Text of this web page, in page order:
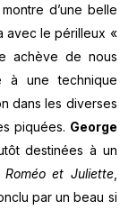
d’une belle
avec le périlleux «
achève de nous
à une technique
dans les diverses
piquées. George
destinées à un
Roméo et Juliette,
par un beau si